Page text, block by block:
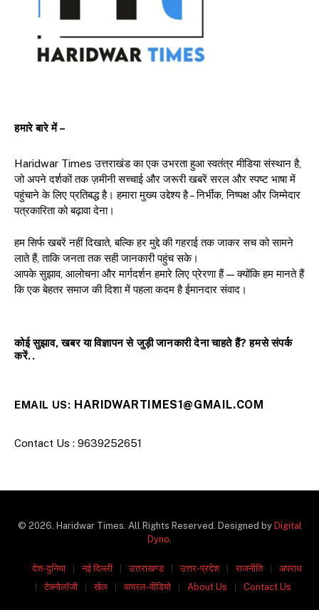
हमारे बारे में –
Haridwar Times उत्तराखंड का एक उभरता हुआ स्वतंत्र मीडिया संस्थान है,
जो अपने दर्शकों तक ज़मीनी सच्चाई और जरूरी खबरें सरल और स्पष्ट भाषा में
पहुंचाने के लिए प्रतिबद्ध है। हमारा मुख्य उद्देश्य है – निर्भीक, निष्पक्ष और जिम्मेदार
पत्रकारिता को बढ़ावा देना।
हम सिर्फ खबरें नहीं दिखाते, बल्कि हर मुद्दे की गहराई तक जाकर सच को सामने
लाते हैं, ताकि जनता तक सही जानकारी पहुंच सके।
आपके सुझाव, आलोचना और मार्गदर्शन हमारे लिए प्रेरणा हैं — क्योंकि हम मानते हैं
कि एक बेहतर समाज की दिशा में पहला कदम है ईमानदार संवाद।
कोई सुझाव, खबर या विज्ञापन से जुड़ी जानकारी देना चाहते हैं? हमसे संपर्क
करें..
EMAIL US: HARIDWARTIMES1@GMAIL.COM
Contact Us : 9639252651
© 2026. Haridwar Times. All Rights Reserved. Designed by Digital
Dyno.
देश-दुनिया नई दिल्ली उत्तराखण्ड उत्तर-प्रदेश राजनीति
अपराध
टेक्नोलॉजी
खेल वायरल-वीडियो About Us Contact Us